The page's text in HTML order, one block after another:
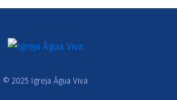
© 2025 Igreja Água Viva